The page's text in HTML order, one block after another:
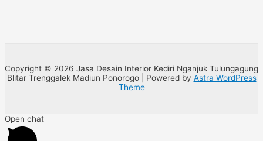
Copyright © 2026 Jasa Desain Interior Kediri Nganjuk Tulungagung
Blitar Trenggalek Madiun Ponorogo | Powered by Astra WordPress
Theme
Open chat